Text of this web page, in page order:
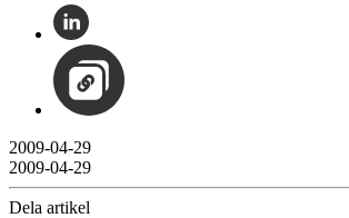
2009-04-29
2009-04-29
Dela artikel